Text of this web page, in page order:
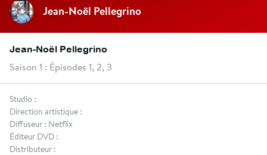
Jean-Noël Pellegrino
Jean-Noël Pellegrino
Saison 1 : Épisodes 1, 2, 3
Studio :
Direction artistique :
Diffuseur : Netflix
Éditeur DVD :
Distributeur :